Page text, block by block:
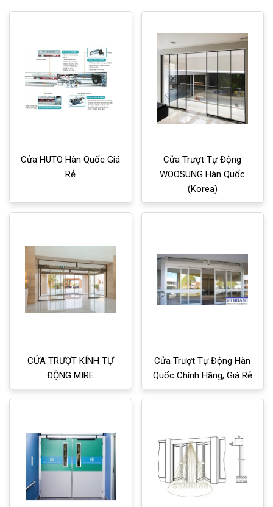
Cửa HUTO Hàn Quốc Giá
Rẻ
Cửa Trượt Tự Động
WOOSUNG Hàn Quốc
(Korea)
CỬA TRƯỢT KÍNH TỰ
ĐỘNG MIRE
Cửa Trượt Tự Động Hàn
Quốc Chính Hãng, Giá Rẻ